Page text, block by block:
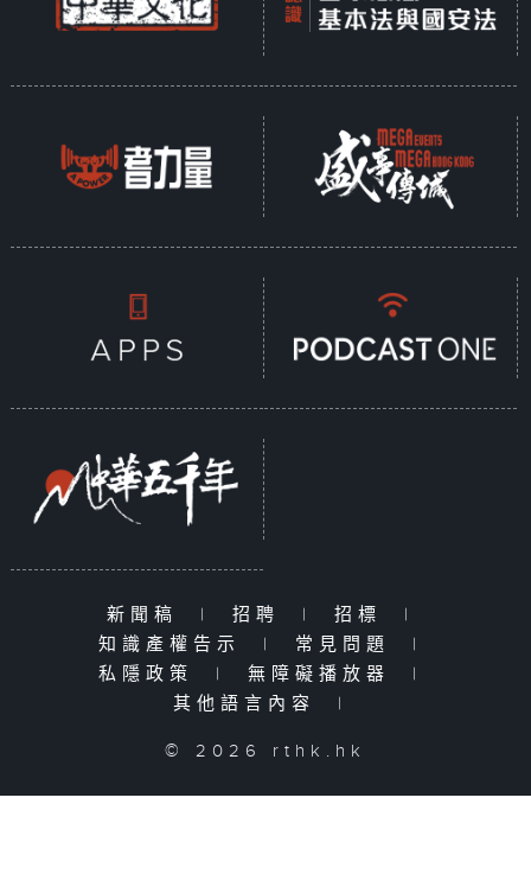
新聞稿 | 招聘 | 招標
|
知識產權告示
| 常見問題
|
私隱政策
| 無障礙播放器
|
其他語言內容
|
© 2026 rthk.hk